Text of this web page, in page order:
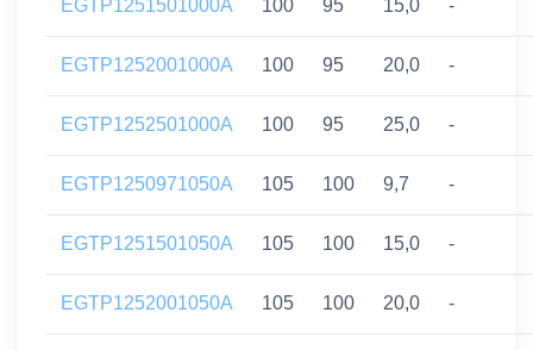
EGTP1251501000A 100 95 15,0 -
EGTP1252001000A 100 95 20,0 -
EGTP1252501000A 100 95 25,0 -
EGTP1250971050A 105 100 9,7 -
EGTP1251501050A 105 100 15,0 -
EGTP1252001050A 105 100 20,0 -